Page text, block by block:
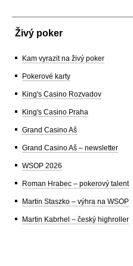
Živý poker
Kam vyrazit na živý poker
Pokerové karty
King's Casino Rozvadov
King's Casino Praha
Grand Casino Aš
Grand Casino Aš – newsletter
WSOP 2026
Roman Hrabec – pokerový talent
Martin Staszko – výhra na WSOP
Martin Kabrhel – český highroller